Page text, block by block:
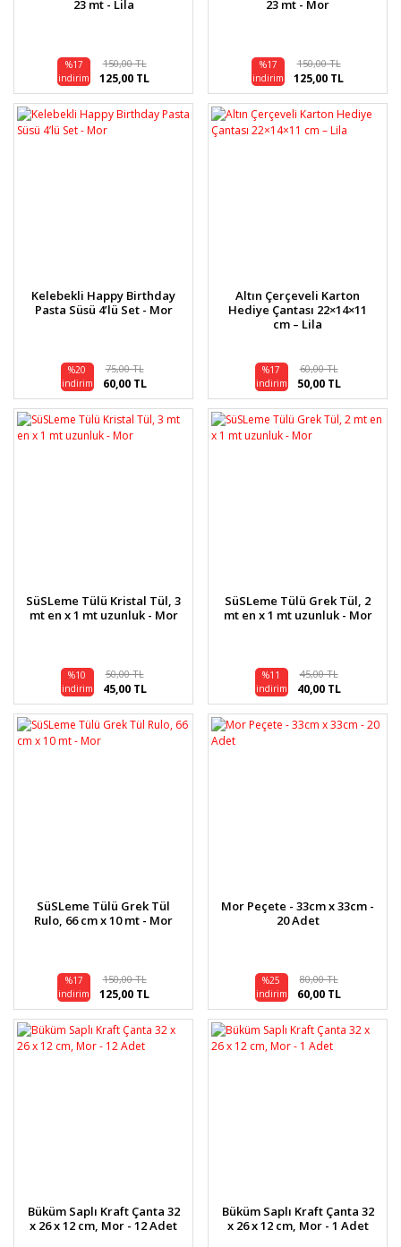
23 mt - Lila
%17
indirim
150,00 TL
125,00 TL
23 mt - Mor
%17
indirim
150,00 TL
125,00 TL
Kelebekli Happy Birthday
Pasta Süsü 4’lü Set - Mor
%20
indirim
75,00 TL
60,00 TL
Altın Çerçeveli Karton
Hediye Çantası 22×14×11
cm – Lila
%17
indirim
60,00 TL
50,00 TL
SüSLeme Tülü Kristal Tül, 3
mt en x 1 mt uzunluk - Mor
%10
indirim
50,00 TL
45,00 TL
SüSLeme Tülü Grek Tül, 2
mt en x 1 mt uzunluk - Mor
%11
indirim
45,00 TL
40,00 TL
SüSLeme Tülü Grek Tül
Rulo, 66 cm x 10 mt - Mor
%17
indirim
150,00 TL
125,00 TL
Mor Peçete - 33cm x 33cm -
20 Adet
%25
indirim
80,00 TL
60,00 TL
Büküm Saplı Kraft Çanta 32
x 26 x 12 cm, Mor - 12 Adet
Büküm Saplı Kraft Çanta 32
x 26 x 12 cm, Mor - 1 Adet